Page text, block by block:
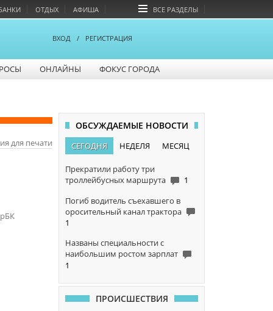
ОТДЫХ АФИША ВСЕ РАЗДЕЛЫ
ВХОД / РЕГИСТРАЦИЯ
ОНЛАЙНЫ ФОКУС ГОРОДА
для печати
ОБСУЖДАЕМЫЕ НОВОСТИ
СЕГОДНЯ НЕДЕЛЯ МЕСЯЦ
Прекратили работу три
троллейбусных маршрута
1
Погиб водитель съехавшего в
оросительный канал трактора
1
Названы специальности с
наибольшим ростом зарплат
1
ПРОИСШЕСТВИЯ